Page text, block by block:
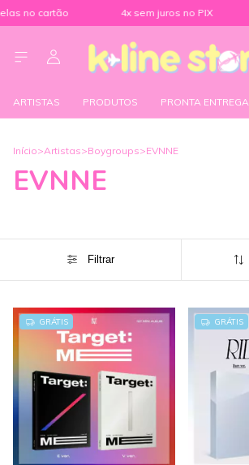
no cartão 4x sem juros no PIX
ARTISTAS PRODUTOS PRONTA ENTREGA
Início>Artistas>Boygroups>EVNNE
EVNNE
Filtrar
GRÁTIS GRÁTIS